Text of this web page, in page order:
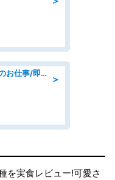
＞
8月開始/商社でのルート営業のお仕事/即日勤務可/車通勤可/営業
を実食レビュー!可愛さ